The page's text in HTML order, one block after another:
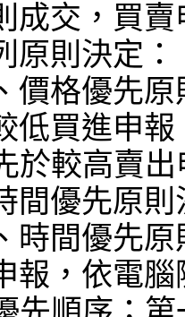
成交，買
原則決定：
價格優先
低買進申
間優先原
時間優先
報，依電